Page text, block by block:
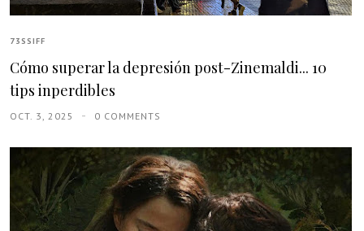
73SSIFF
Cómo superar la depresión post-Zinemaldi... 10
tips inperdibles
OCT. 3, 2025 0 COMMENTS